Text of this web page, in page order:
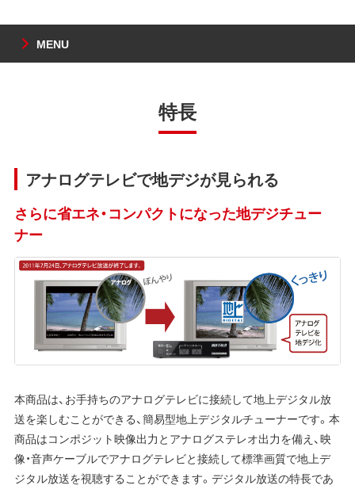
MENU
特長
アナログテレビで地デジが見られる
さらに省エネ・コンパクトになった地デジチュー
ナー
本商品は、お手持ちのアナログテレビに接続して地上デジタル放
送を楽しむことができる、簡易型地上デジタルチューナーです。本
商品はコンポジット映像出力とアナログステレオ出力を備え、映
像・音声ケーブルでアナログテレビと接続して標準画質で地上デ
ジタル放送を視聴することができます。デジタル放送の特長であ